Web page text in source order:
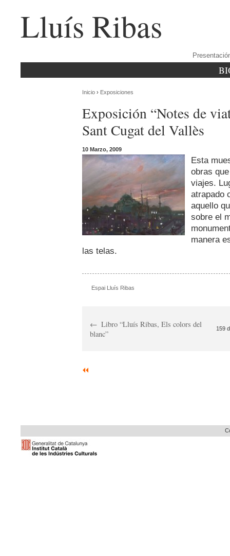
Lluís Ribas
Inicio › Exposiciones
Exposición “Notes de
Sant Cugat del Vallès
10 Marzo, 2009
Esta
obras
viajes.
atrapado
aquello
sobre el
manera
las telas.
Espai Lluís Ribas
Libro “Lluís Ribas, Els colors del
blanc”
159